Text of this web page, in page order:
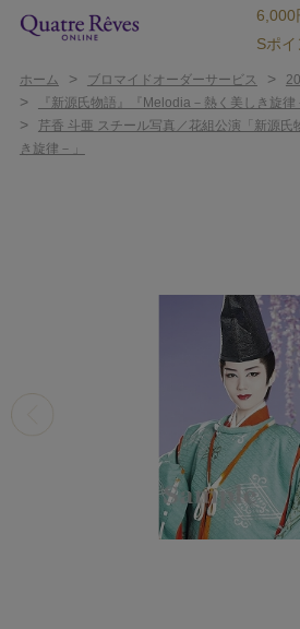
6,000
Sポ
ホーム > ブロマイドオーダーサービス >
> 『新源氏物語』『Melodia－熱く美しき旋律
>
芹香 斗亜 スチール写真／花組公演「新源氏
き旋律－」